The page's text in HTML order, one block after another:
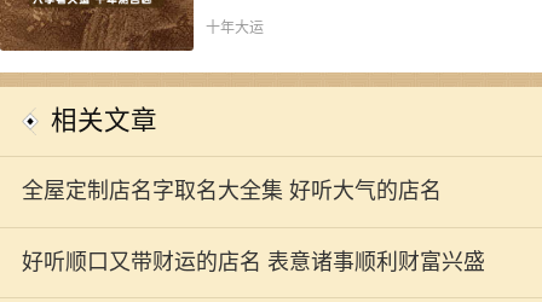
十年大运
相关文章
全屋定制店名字取名大全集 好听大气的店名
好听顺口又带财运的店名 表意诸事顺利财富兴盛